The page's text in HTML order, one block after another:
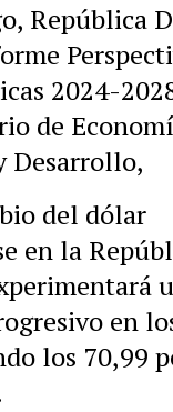
República
2024-
de
Desarrollo,
del dólar
en la
en
los 70,99